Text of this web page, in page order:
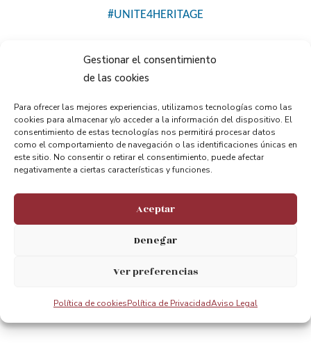
Gestionar el consentimiento
de las cookies
Para ofrecer las mejores experiencias, utilizamos tecnologías como las
cookies para almacenar y/o acceder a la información del dispositivo. El
consentimiento de estas tecnologías nos permitirá procesar datos
como el comportamiento de navegación o las identificaciones únicas en
este sitio. No consentir o retirar el consentimiento, puede afectar
negativamente a ciertas características y funciones.
Aceptar
Denegar
Ver preferencias
Política de cookiesPolítica de PrivacidadAviso Legal
#UNITE4HERITAGE
Compartir: